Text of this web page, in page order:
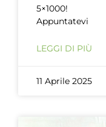
5×1000!
Appuntatevi
LEGGI DI PIÙ
11 Aprile 2025